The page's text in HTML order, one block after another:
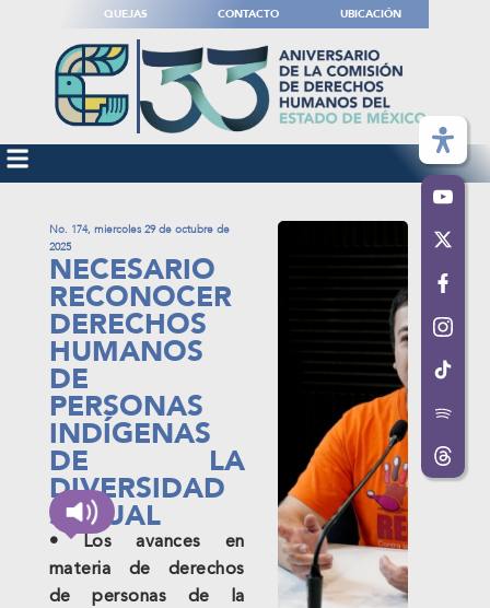
QUEJAS CONTACTO UBICACIÓN
No. 174, miercoles 29 de octubre de
2025
NECESARIO
RECONOCER
DERECHOS
HUMANOS
DE
PERSONAS
INDÍGENAS
DE LA
DIVERSIDAD
SEXUAL
• Los avances en
materia de derechos
de personas de la